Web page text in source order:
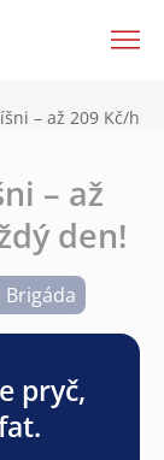
– až 209 Kč/
– až
den!
Brigáda
pryč,